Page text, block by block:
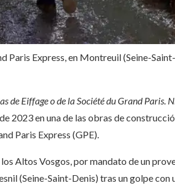
Paris Express, en Montreuil (Seine-
de Eiffage o de la Société du Grand Paris.
2023 en una de las obras de
Paris Express (GPE).
Altos Vosgos, por mandato de un
(Seine-Saint-Denis) tras un golpe con